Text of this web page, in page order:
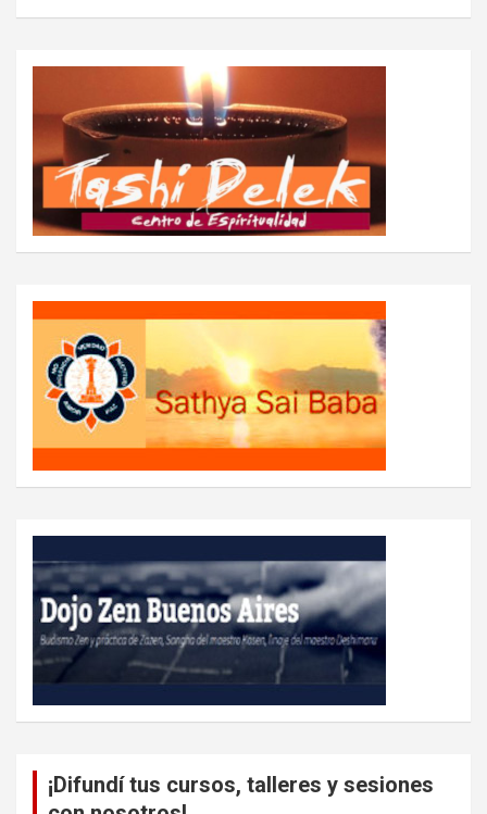
¡Difundí tus cursos, talleres y sesiones